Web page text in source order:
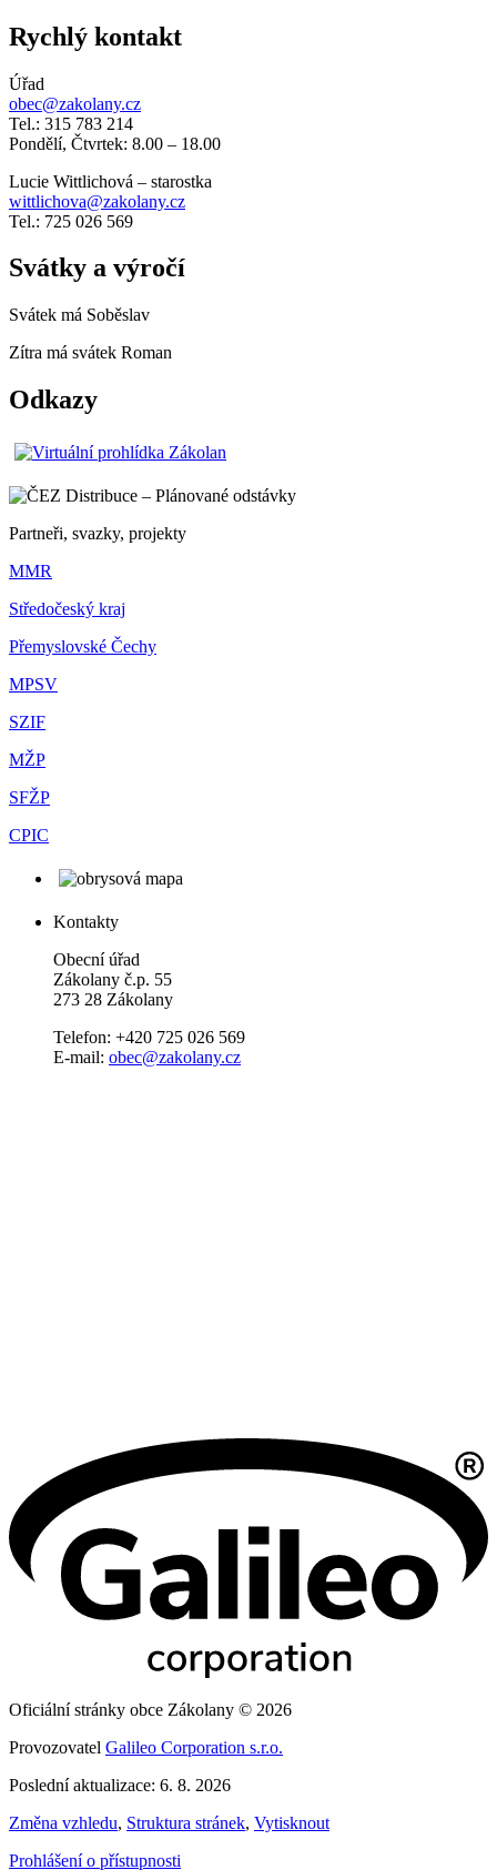
Rychlý kontakt
Úřad
obec@zakolany.cz
Tel.: 315 783 214
Pondělí, Čtvrtek: 8.00 – 18.00
Lucie Wittlichová – starostka
wittlichova@zakolany.cz
Tel.: 725 026 569
Svátky a výročí
Svátek má Soběslav
Zítra má svátek Roman
Odkazy
Partneři, svazky, projekty
MMR
Středočeský kraj
Přemyslovské Čechy
MPSV
SZIF
MŽP
SFŽP
CPIC
Kontakty
Obecní úřad
Zákolany č.p. 55
273 28 Zákolany
Telefon: +420 725 026 569
E-mail: obec@zakolany.cz
Oficiální stránky obce Zákolany © 2026
Provozovatel Galileo Corporation s.r.o.
Poslední aktualizace: 6. 8. 2026
Změna vzhledu, Struktura stránek, Vytisknout
Prohlášení o přístupnosti